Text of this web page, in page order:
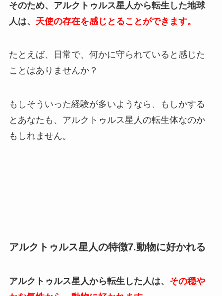
そのため、アルクトゥルス星人から転生した地球
人は、 天使の存在を感じとることができます。
たとえば、日常で、何かに守られていると感じた
ことはありませんか？
もしそういった経験が多いようなら、もしかする
とあなたも、アルクトゥルス星人の転生体なのか
もしれません。
アルクトゥルス星人の特徴7.動物に好かれる
アルクトゥルス星人から転生した人は、 その穏や